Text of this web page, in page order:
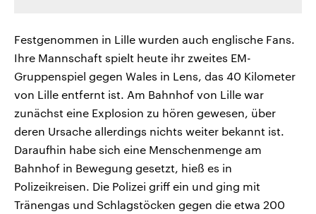
Festgenommen in Lille wurden auch englische Fans.
Ihre Mannschaft spielt heute ihr zweites EM-
Gruppenspiel gegen Wales in Lens, das 40 Kilometer
von Lille entfernt ist. Am Bahnhof von Lille war
zunächst eine Explosion zu hören gewesen, über
deren Ursache allerdings nichts weiter bekannt ist.
Daraufhin habe sich eine Menschenmenge am
Bahnhof in Bewegung gesetzt, hieß es in
Polizeikreisen. Die Polizei griff ein und ging mit
Tränengas und Schlagstöcken gegen die etwa 200